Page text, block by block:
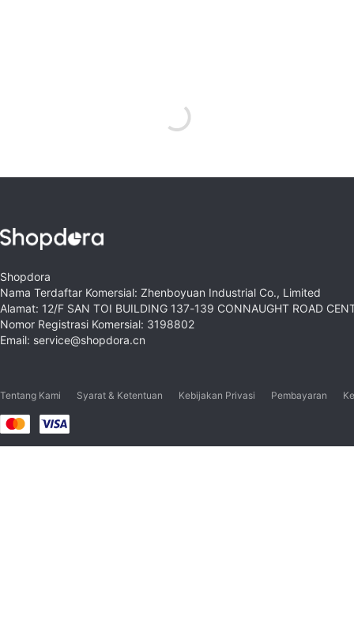
Shopdora
Nama Terdaftar Komersial: Zhenboyuan Industrial Co., Limited
Alamat: 12/F SAN TOI BUILDING 137-139 CONNAUGHT ROAD
Nomor Registrasi Komersial: 3198802
Email: service@shopdora.cn
Tentang Kami Syarat & Ketentuan Kebijakan Privasi Pembayaran